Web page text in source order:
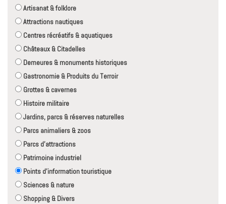
Artisanat & folklore
Attractions nautiques
Centres récréatifs & aquatiques
Châteaux & Citadelles
Demeures & monuments historiques
Gastronomie & Produits du Terroir
Grottes & cavernes
Histoire militaire
Jardins, parcs & réserves naturelles
Parcs animaliers & zoos
Parcs d'attractions
Patrimoine industriel
Points d'information touristique
Sciences & nature
Shopping & Divers